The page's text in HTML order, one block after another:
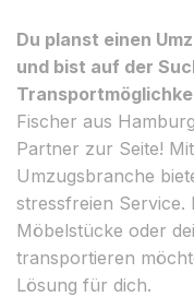
Du planst einen
und bist auf der
Fischer aus
Partner zur Seite!
Umzugsbranche
stressfreien Service.
Möbelstücke oder
transportieren
Lösung für dich.